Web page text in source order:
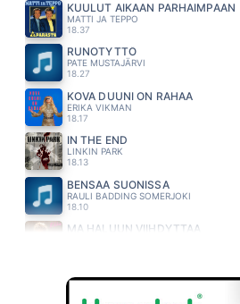
KUULUT AIKAAN PARHAIMPAAN
MATTI JA TEPPO
18.37
RUNOTYTTÖ
PATE MUSTAJÄRVI
18.27
KOVA DUUNI ON RAHAA
ERIKA VIKMAN
18.17
IN THE END
LINKIN PARK
18.13
BENSAA SUONISSA
RAULI BADDING SOMERJOKI
18.10
MA HALUUN VIIHDYTTAA
SIMO SILMU